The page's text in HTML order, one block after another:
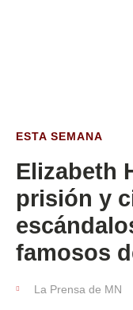
ESTA SEMANA
Elizabeth
prisión y
famosos
La Prensa de MN